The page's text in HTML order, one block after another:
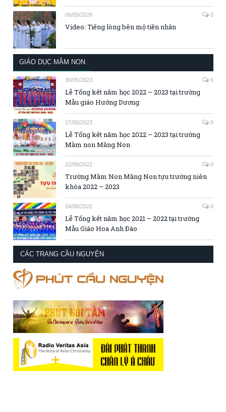
06/05/2026 0
Video: Tiếng lòng bên mộ tiền nhân
GIÁO DỤC MẦM NON
30/05/2023 0
Lễ Tổng kết năm học 2022 – 2023 tại trường
Mẫu giáo Hướng Dương
27/05/2023 0
Lễ Tổng kết năm học 2022 – 2023 tại trường
Mầm non Măng Non
22/08/2022 0
Trường Mầm Non Măng Non tựu trường niên
khóa 2022 – 2023
04/08/2022 0
Lễ Tổng kết năm học 2021 – 2022 tại trường
Mẫu Giáo Hoa Anh Đào
CÁC TRANG CẦU NGUYỆN